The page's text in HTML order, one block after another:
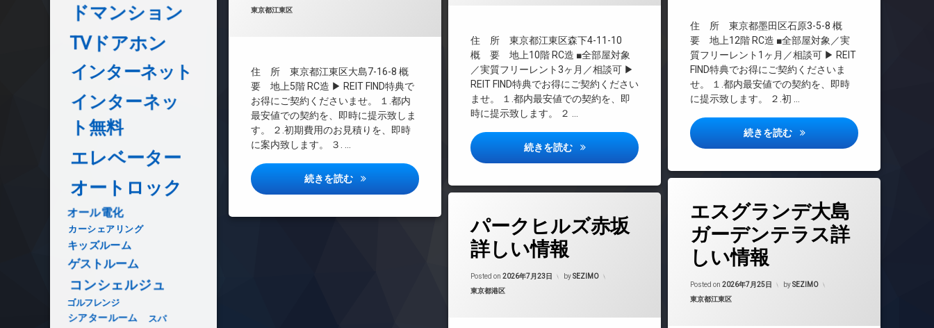
住 所 東京都江東区森下4-11-10
概 要 地上10階 RC造 ■全部屋対象
／実質フリーレント3ヶ月／相談可 ▶
REIT FIND特典でお得にご契約ください
ませ。 １.都内最安値での契約を、即
時に提示致します。 ２ …
続きを読む プライムブリス森下スタジオ詳しい情報
オートロック
デザイナーズ
バイク置き場
ペット可
宅配ボックス
楽器可
防犯カメラ
駐輪場
住 所 東京都墨田区石原3-5-8 概
要 地上12階 RC造 ■全部屋対象／実
質フリーレント1ヶ月／相談可 ▶ REIT
FIND特典でお得にご契約くださいま
せ。 １.都内最安値での契約を、即時
に提示致します。 ２.初 …
続きを読む ドゥーエ両国5詳しい情報
インターネット無料
エレベーター
オートロック
デザイナーズ
バイク置き場
宅配ボックス
敷地内ゴミ置き場
カテゴリー:
東京都江東区
住 所 東京都江東区大島7-16-8 概
要 地上5階 RC造 ▶ REIT FIND特典で
お得にご契約くださいませ。 １.都内
最安値での契約を、即時に提示致しま
す。 ２.初期費用のお見積りを、即時
に案内致します。 ３. …
続きを読む マキシヴシティ大島詳しい情報
インターネット無料
エレベーター
オートロック
デザイナーズ
バイク置き場
宅配ボックス
敷地内ゴミ置き場
エスグランデ大島
ガーデンテラス詳
しい情報
Posted on 2026年7月25日 bySEZIMO
カテゴリー:
東京都江東区
24時間管理
CATV
REIT系ブランドマンション
パークヒルズ赤坂
詳しい情報
Posted on 2026年7月23日 bySEZIMO
カテゴリー:
東京都港区
24時間管理
CATV
ドマンション
TVドアホン
インターネット
インターネッ
ト無料
エレベーター
オートロック
オール電化
カーシェアリング
キッズルーム
ゲストルーム
コンシェルジュ
ゴルフレンジ
シアタールーム スパ